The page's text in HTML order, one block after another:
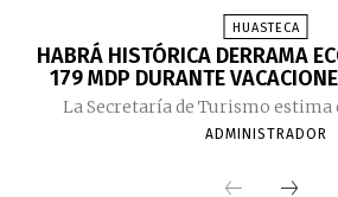
HUASTECA
HABRÁ HISTÓRICA DERRAMA
179 MDP DURANTE
La Secretaría de Turismo estima
ADMINISTRADOR